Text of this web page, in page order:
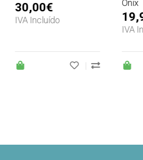
30,00€
IVA Incluído
Ónix
IVA